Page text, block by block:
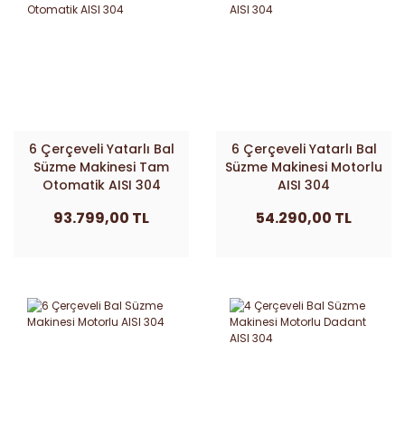
6 Çerçeveli Yatarlı Bal
Süzme Makinesi Tam
Otomatik AISI 304
93.799,00 TL
6 Çerçeveli Yatarlı Bal
Süzme Makinesi Motorlu
AISI 304
54.290,00 TL